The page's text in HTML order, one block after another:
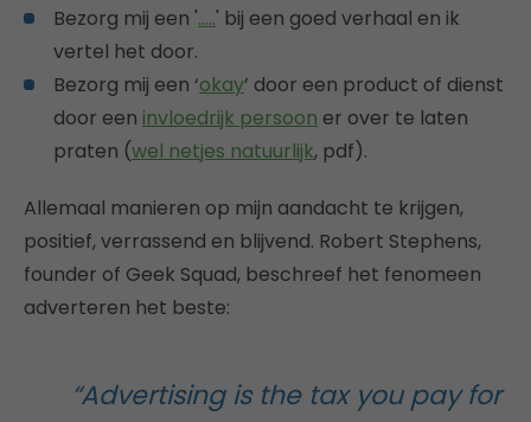
Bezorg mij een '…..' bij een goed verhaal en ik
vertel het door.
Bezorg mij een ‘okay’ door een product of dienst
door een invloedrijk persoon er over te laten
praten (wel netjes natuurlijk, pdf).
Allemaal manieren op mijn aandacht te krijgen,
positief, verrassend en blijvend. Robert Stephens,
founder of Geek Squad, beschreef het fenomeen
adverteren het beste:
“Advertising is the tax you pay for